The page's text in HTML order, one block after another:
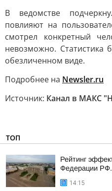
В ведомстве
повлияют на
смотрел конкретный
невозможно. Статистика
обезличенном виде.
Подробнее на Newsler.ru
Источник: Канал в МАКС
ТОП
Рейтинг
Федерации РФ.
14:15